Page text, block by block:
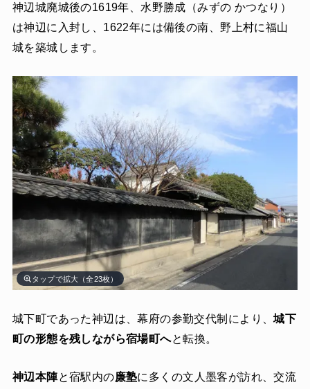
神辺城廃城後の1619年、水野勝成（みずの かつなり）
は神辺に入封し、1622年には備後の南、野上村に福山
城を築城します。
タップで拡大（全23枚）
城下町であった神辺は、幕府の参勤交代制により、城下
町の形態を残しながら宿場町へと転換。
神辺本陣と宿駅内の廉塾に多くの文人墨客が訪れ、交流